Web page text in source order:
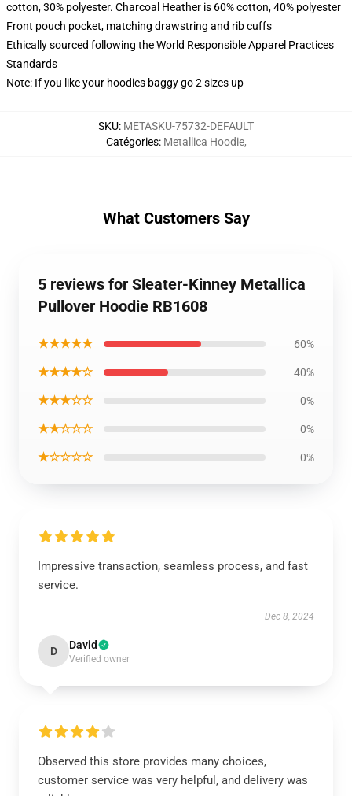
cotton, 30% polyester. Charcoal Heather is 60% cotton, 40% polyester
Front pouch pocket, matching drawstring and rib cuffs
Ethically sourced following the World Responsible Apparel Practices
Standards
Note: If you like your hoodies baggy go 2 sizes up
SKU: METASKU-75732-DEFAULT
Catégories: Metallica Hoodie,
What Customers Say
5 reviews for Sleater-Kinney Metallica
Pullover Hoodie RB1608
★★★★★ 60%
★★★★☆ 40%
★★★☆☆ 0%
★★☆☆☆ 0%
★☆☆☆☆ 0%
Impressive transaction, seamless process, and fast
service.
Dec 8, 2024
D David
Verified owner
Observed this store provides many choices,
customer service was very helpful, and delivery was